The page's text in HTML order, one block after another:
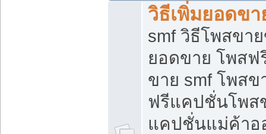
วิธีเพิ่มยอดข
smf วิธีโพสขา
ยอดขาย โพสฟ
ขาย smf โพส
ฟรีแคปชั่นโพส
แคปชั่นแม่ค้า